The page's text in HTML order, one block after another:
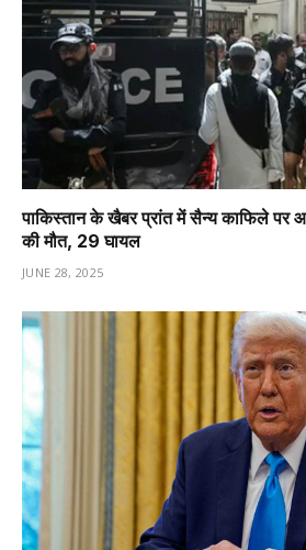
पाकिस्तान के खैबर प्रांत में सैन्य काफिले पर
की मौत, 29 घायल
JUNE 28, 2025